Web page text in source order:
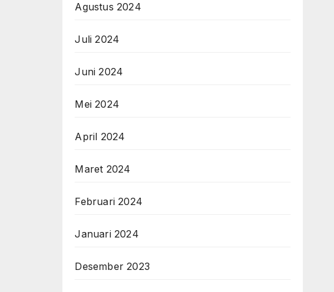
Agustus 2024
Juli 2024
Juni 2024
Mei 2024
April 2024
Maret 2024
Februari 2024
Januari 2024
Desember 2023